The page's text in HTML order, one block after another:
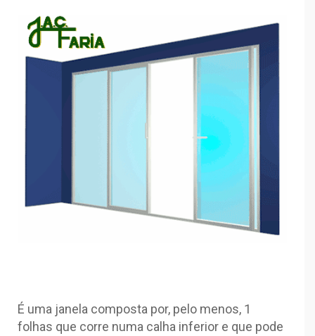
É uma janela composta por, pelo menos, 1
folhas que corre numa calha inferior e que pode